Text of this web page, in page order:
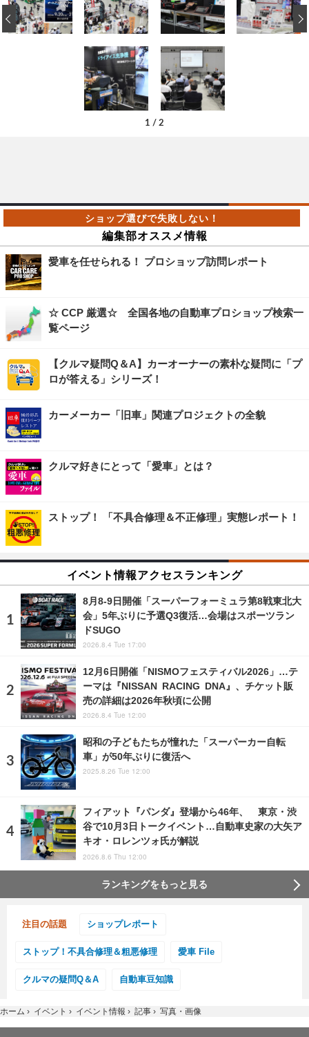
1 / 2
‹
編集部オススメ情報
愛車を任せられる！ プロショップ訪問レポート
☆ CCP 厳選☆ 全国各地の自動車プロショップ検索一
覧ページ
【クルマ疑問Q＆A】カーオーナーの素朴な疑問に「プ
ロが答える」シリーズ！
カーメーカー「旧車」関連プロジェクトの全貌
クルマ好きにとって「愛車」とは？
ストップ！ 「不具合修理＆不正修理」実態レポート！
イベント情報アクセスランキング
8月8‐9日開催「スーパーフォーミュラ第8戦東北大
会」5年ぶりに予選Q3復活…会場はスポーツラン
ドSUGO
2026.8.4 Tue 17:00
12月6日開催「NISMOフェスティバル2026」…テ
ーマは『NISSAN RACING DNA』、チケット販
売の詳細は2026年秋頃に公開
2026.8.4 Tue 12:00
昭和の子どもたちが憧れた「スーパーカー自転
車」が50年ぶりに復活へ
2025.8.26 Tue 12:00
フィアット『パンダ』登場から46年、 東京・渋
谷で10月3日トークイベント…自動車史家の大矢ア
キオ・ロレンツォ氏が解説
2026.8.6 Thu 12:00
ランキングをもっと見る
注目の話題 ショップレポート
ストップ！不具合修理＆粗悪修理 愛車 File
クルマの疑問Q＆A 自動車豆知識
ホーム › イベント › イベント情報 › 記事 › 写真・画像